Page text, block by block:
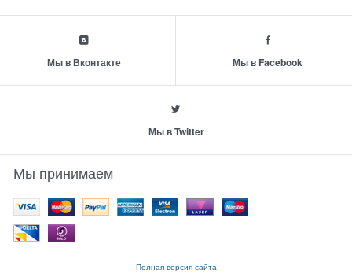
Мы в Вконтакте Мы в Facebook
Мы в Twitter
Мы принимаем
Полная версия сайта